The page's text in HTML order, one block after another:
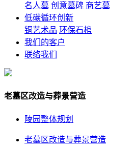
名人墓 创意墓碑 商艺墓
低碳循环创新
铜艺术品 环保石棺
我们的客户
联络我们
老墓区改造与葬景营造
陵园整体规划
老墓区改造与葬景营造